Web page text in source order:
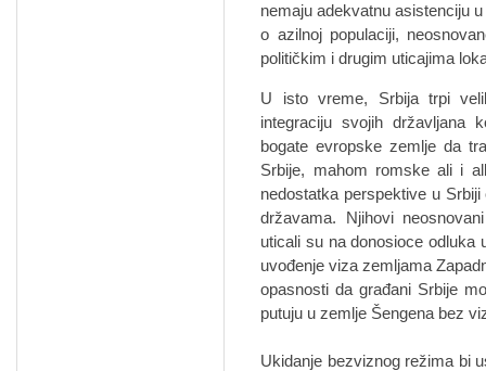
nemaju adekvatnu asistenciju
o azilnoj populaciji,
političkim i drugim uticajima
U isto vreme, Srbija trpi
integraciju svojih državljana
bogate evropske zemlje da
Srbije, mahom romske ali i
nedostatka perspektive u
državama. Njihovi
uticali su na donosioce odluka
uvođenje viza zemljama
opasnosti da građani Srbije
putuju u zemlje Šengena bez
Ukidanje bezviznog režima bi